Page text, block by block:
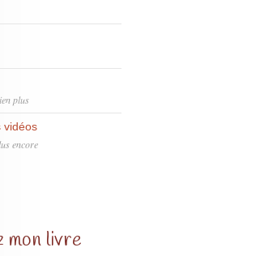
plus
vidéos
encore
mon livre